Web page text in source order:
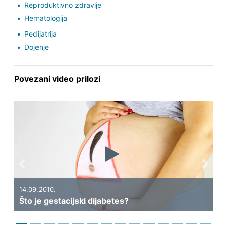
Reproduktivno zdravlje
Hematologija
Pedijatrija
Dojenje
Povezani video prilozi
14.09.2010.
Što je gestacijski dijabetes?